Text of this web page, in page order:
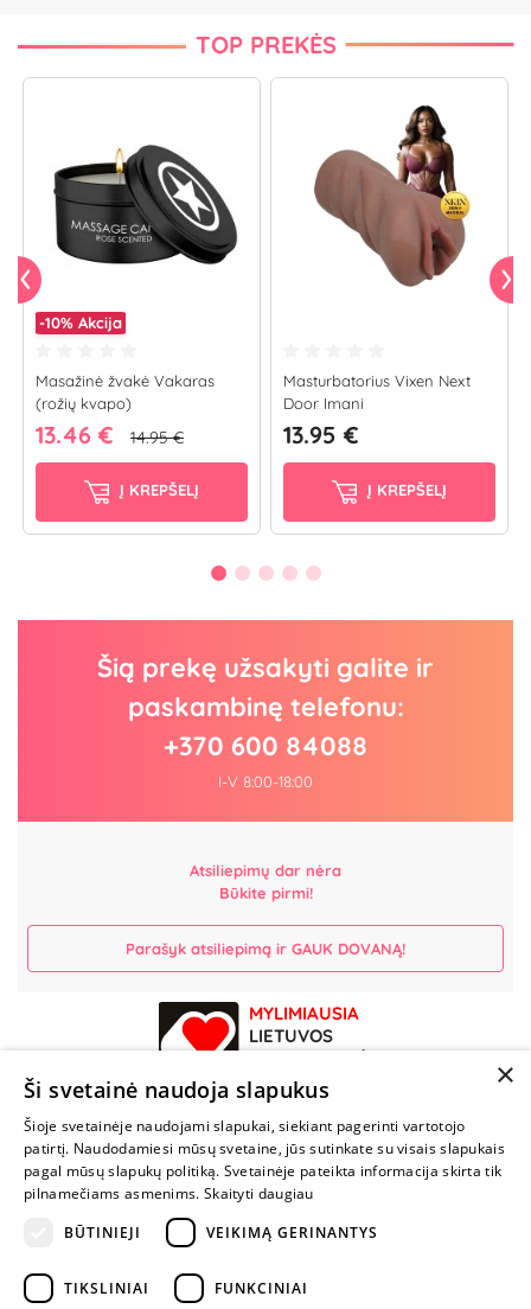
TOP PREKĖS
-10% Akcija
Masažinė žvakė Vakaras
(rožių kvapo)
13.46 € 14.95 €
Į KREPŠELĮ
Masturbatorius Vixen Next
Door Imani
13.95 €
Į KREPŠELĮ
Šią prekę užsakyti galite ir
paskambinę telefonu:
+370 600 84088
I-V 8:00-18:00
Atsiliepimų dar nėra
Būkite pirmi!
Parašyk atsiliepimą ir GAUK DOVANĄ!
MYLIMIAUSIA
LIETUVOS
PARDUOTUVĖ
NENUSTOK
ŽAISTI
+370 600 84088
info@fantazijos.lt
×
Ši svetainė naudoja slapukus
Šioje svetainėje naudojami slapukai, siekiant pagerinti vartotojo
patirtį. Naudodamiesi mūsų svetaine, jūs sutinkate su visais slapukais
pagal mūsų slapukų politiką. Svetainėje pateikta informacija skirta tik
pilnamečiams asmenims. Skaityti daugiau
BŪTINIEJI
VEIKIMĄ GERINANTYS
TIKSLINIAI FUNKCINIAI